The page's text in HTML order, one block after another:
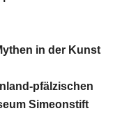
in der Kunst
pfälzischen
Simeonstift